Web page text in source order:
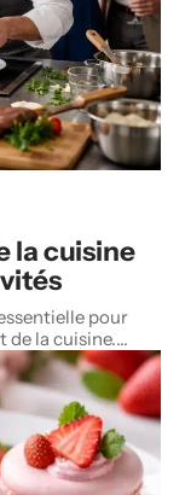
la cuisine
pour
de la cuisine.…